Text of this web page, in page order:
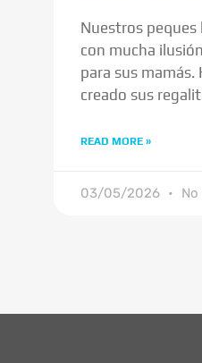
Nuestros
con mucha
para sus
creado sus
READ MORE »
03/05/2026